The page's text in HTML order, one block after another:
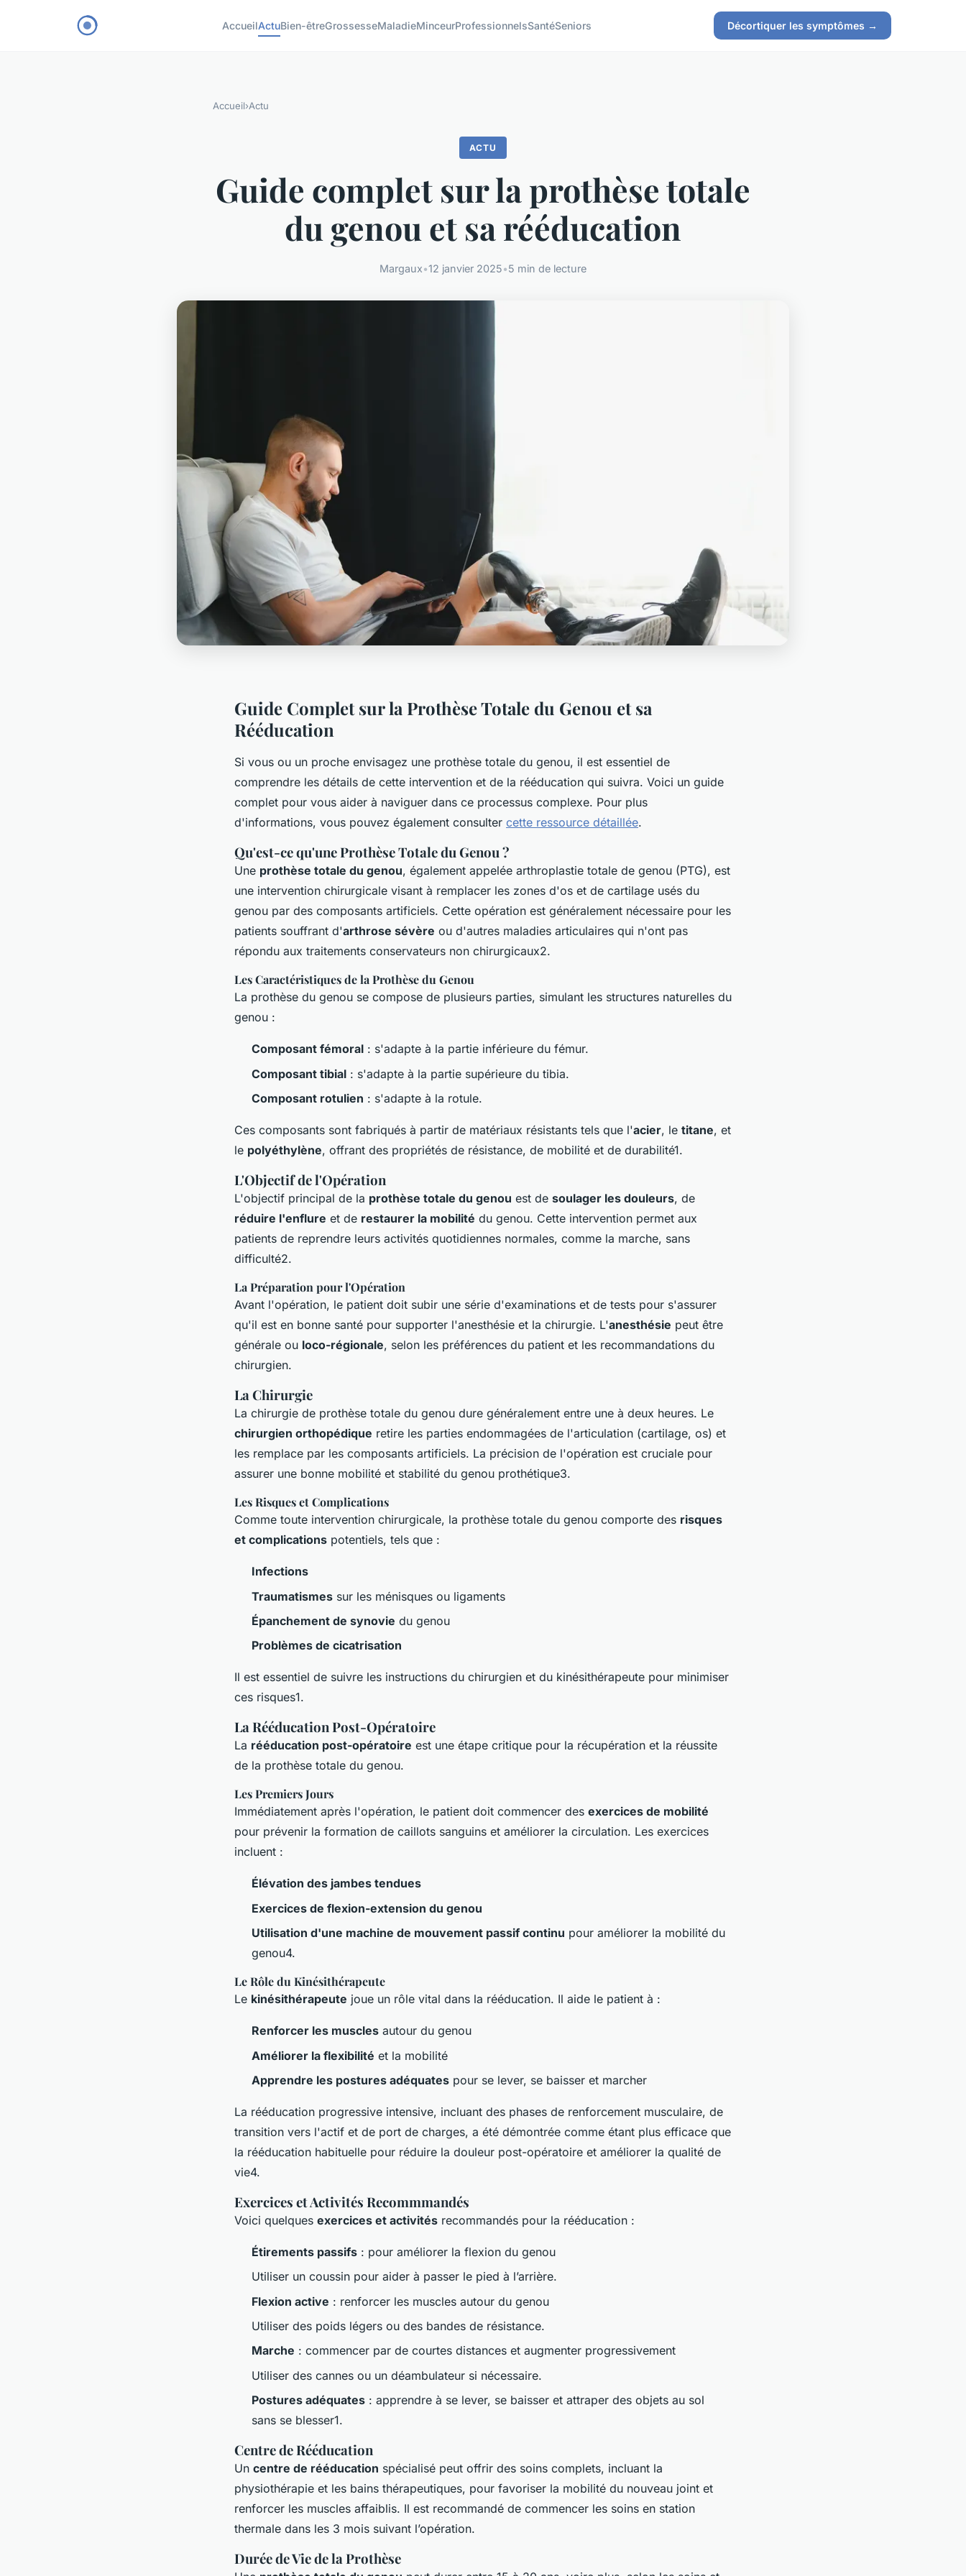
AccueilActuBien-êtreGrossesseMaladieMinceurProfessionnelsSantéSeniors Décortiquer les symptômes →
Accueil›Actu
ACTU
Guide complet sur la prothèse totale
du genou et sa rééducation
Margaux•12 janvier 2025•5 min de lecture
Guide Complet sur la Prothèse Totale du Genou et sa
Rééducation
Si vous ou un proche envisagez une prothèse totale du genou, il est essentiel de
comprendre les détails de cette intervention et de la rééducation qui suivra. Voici un guide
complet pour vous aider à naviguer dans ce processus complexe. Pour plus
d'informations, vous pouvez également consulter cette ressource détaillée.
Qu'est-ce qu'une Prothèse Totale du Genou ?
Une prothèse totale du genou, également appelée arthroplastie totale de genou (PTG), est
une intervention chirurgicale visant à remplacer les zones d'os et de cartilage usés du
genou par des composants artificiels. Cette opération est généralement nécessaire pour les
patients souffrant d'arthrose sévère ou d'autres maladies articulaires qui n'ont pas
répondu aux traitements conservateurs non chirurgicaux2.
Les Caractéristiques de la Prothèse du Genou
La prothèse du genou se compose de plusieurs parties, simulant les structures naturelles du
genou :
Composant fémoral : s'adapte à la partie inférieure du fémur.
Composant tibial : s'adapte à la partie supérieure du tibia.
Composant rotulien : s'adapte à la rotule.
Ces composants sont fabriqués à partir de matériaux résistants tels que l'acier, le titane, et
le polyéthylène, offrant des propriétés de résistance, de mobilité et de durabilité1.
L'Objectif de l'Opération
L'objectif principal de la prothèse totale du genou est de soulager les douleurs, de
réduire l'enflure et de restaurer la mobilité du genou. Cette intervention permet aux
patients de reprendre leurs activités quotidiennes normales, comme la marche, sans
difficulté2.
La Préparation pour l'Opération
Avant l'opération, le patient doit subir une série d'examinations et de tests pour s'assurer
qu'il est en bonne santé pour supporter l'anesthésie et la chirurgie. L'anesthésie peut être
générale ou loco-régionale, selon les préférences du patient et les recommandations du
chirurgien.
La Chirurgie
La chirurgie de prothèse totale du genou dure généralement entre une à deux heures. Le
chirurgien orthopédique retire les parties endommagées de l'articulation (cartilage, os) et
les remplace par les composants artificiels. La précision de l'opération est cruciale pour
assurer une bonne mobilité et stabilité du genou prothétique3.
Les Risques et Complications
Comme toute intervention chirurgicale, la prothèse totale du genou comporte des risques
et complications potentiels, tels que :
Infections
Traumatismes sur les ménisques ou ligaments
Épanchement de synovie du genou
Problèmes de cicatrisation
Il est essentiel de suivre les instructions du chirurgien et du kinésithérapeute pour minimiser
ces risques1.
La Rééducation Post-Opératoire
La rééducation post-opératoire est une étape critique pour la récupération et la réussite
de la prothèse totale du genou.
Les Premiers Jours
Immédiatement après l'opération, le patient doit commencer des exercices de mobilité
pour prévenir la formation de caillots sanguins et améliorer la circulation. Les exercices
incluent :
Élévation des jambes tendues
Exercices de flexion-extension du genou
Utilisation d'une machine de mouvement passif continu pour améliorer la mobilité du
genou4.
Le Rôle du Kinésithérapeute
Le kinésithérapeute joue un rôle vital dans la rééducation. Il aide le patient à :
Renforcer les muscles autour du genou
Améliorer la flexibilité et la mobilité
Apprendre les postures adéquates pour se lever, se baisser et marcher
La rééducation progressive intensive, incluant des phases de renforcement musculaire, de
transition vers l'actif et de port de charges, a été démontrée comme étant plus efficace que
la rééducation habituelle pour réduire la douleur post-opératoire et améliorer la qualité de
vie4.
Exercices et Activités Recommmandés
Voici quelques exercices et activités recommandés pour la rééducation :
Étirements passifs : pour améliorer la flexion du genou
Utiliser un coussin pour aider à passer le pied à l’arrière.
Flexion active : renforcer les muscles autour du genou
Utiliser des poids légers ou des bandes de résistance.
Marche : commencer par de courtes distances et augmenter progressivement
Utiliser des cannes ou un déambulateur si nécessaire.
Postures adéquates : apprendre à se lever, se baisser et attraper des objets au sol
sans se blesser1.
Centre de Rééducation
Un centre de rééducation spécialisé peut offrir des soins complets, incluant la
physiothérapie et les bains thérapeutiques, pour favoriser la mobilité du nouveau joint et
renforcer les muscles affaiblis. Il est recommandé de commencer les soins en station
thermale dans les 3 mois suivant l’opération.
Durée de Vie de la Prothèse